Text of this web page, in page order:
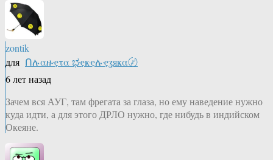
zontik
для Ոሉαዙҿτα ಭҿҝҿሉҿʓяҝα〄
6 лет назад
Зачем вся АУГ, там фрегата за глаза, но ему наведение нужно
куда идти, а для этого ДРЛО нужно, где нибудь в индийском
Океяне.